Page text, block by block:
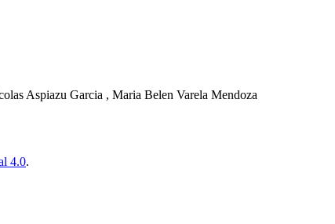
Aspiazu Garcia , Maria Belen Varela Mendoza
4.0.